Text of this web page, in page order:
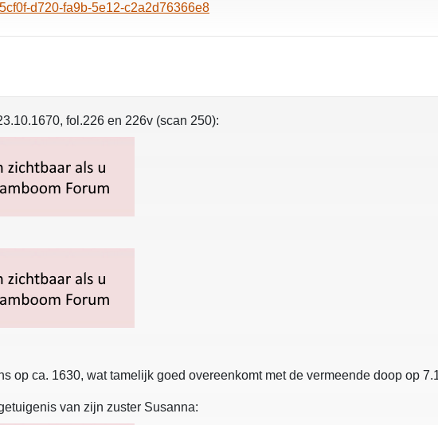
d720-fa9b-5e12-c2a2d76366e8
fol.226 en 226v (scan 250):
op ca. 1630, wat tamelijk goed overeenkomt met de vermeende doop op
van zijn zuster Susanna: